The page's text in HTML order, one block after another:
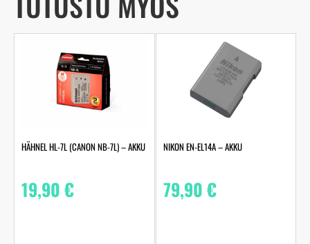
HÄHNEL HL-7L (CANON NB-7L) – AKKU
19,90€
NIKON EN-EL14A – AKKU
79,90€